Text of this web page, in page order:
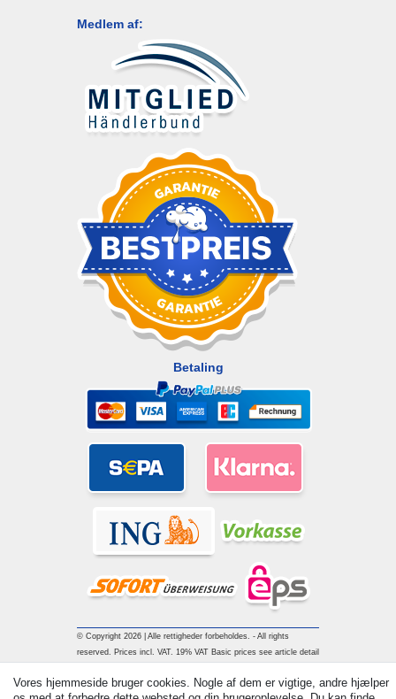
Medlem af:
Betaling
© Copyright 2026 | Alle rettigheder forbeholdes. - All rights
reserved. Prices incl. VAT. 19% VAT Basic prices see article detail
Vores hjemmeside bruger cookies. Nogle af dem er vigtige, andre hjælper